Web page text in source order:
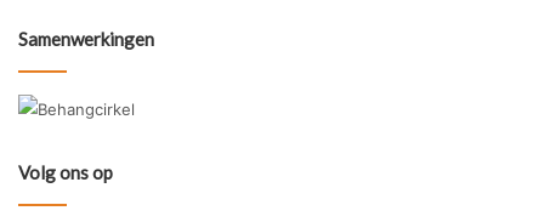
Samenwerkingen
Volg ons op